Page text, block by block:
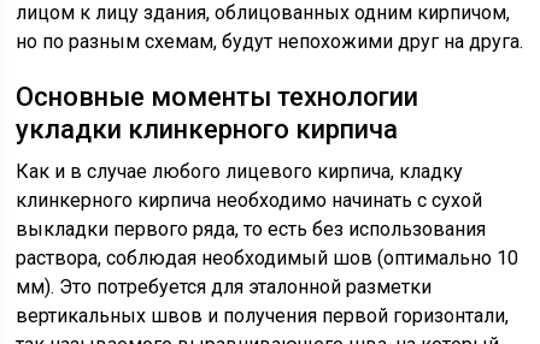
лицом к лицу здания, облицованных одним кирпичом,
но по разным схемам, будут непохожими друг на друга.
Основные моменты технологии
укладки клинкерного кирпича
Как и в случае любого лицевого кирпича, кладку
клинкерного кирпича необходимо начинать с сухой
выкладки первого ряда, то есть без использования
раствора, соблюдая необходимый шов (оптимально 10
мм). Это потребуется для эталонной разметки
вертикальных швов и получения первой горизонтали,